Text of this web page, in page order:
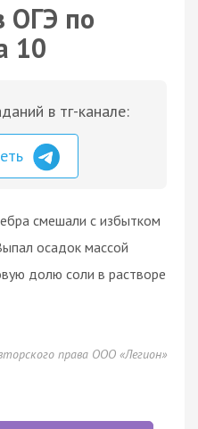
ОГЭ по
10
в тг-канале:
смешали с избытком
осадок массой
долю соли в растворе
права ООО «Легион»